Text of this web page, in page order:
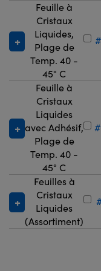
Feuille à
Cristaux
Liquides,
Plage de
Temp. 40 -
45° C
Feuille à
Cristaux
Liquides
avec Adhésif,
Plage de
Temp. 40 -
45° C
Feuilles à
Cristaux
Liquides
(Assortiment)